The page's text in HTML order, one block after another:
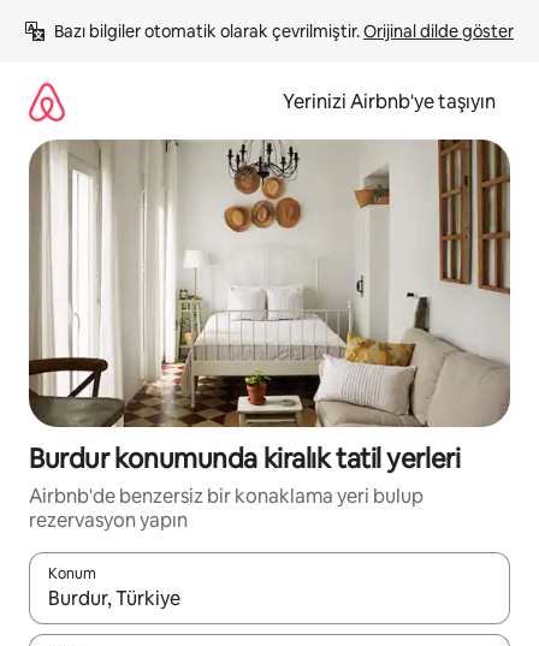
atla
Bazı bilgiler otomatik olarak çevrilmiştir. Orijinal dilde göster
Yerinizi Airbnb'ye taşıyın
Burdur konumunda kiralık tatil yerleri
Airbnb'de benzersiz bir konaklama yeri bulup
rezervasyon yapın
Konum
Sonuçlar kullanılabilir olduğunda yukarı ve aşağı oklarıyla